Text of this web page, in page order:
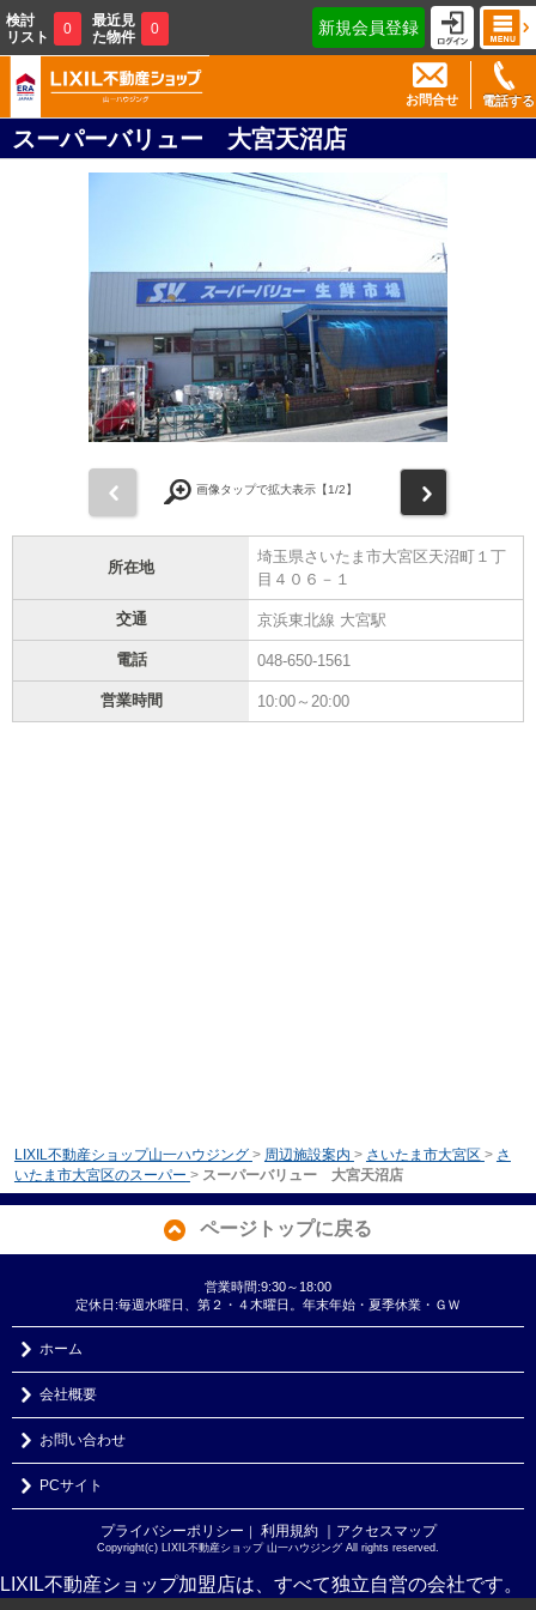
検討
リスト
0
最近見
た物件
0 新規会員登録
電話する
お問合せ
スーパーバリュー 大宮天沼店
画像タップで拡大表示【1/2】
所在地
埼玉県さいたま市大宮区天沼町１丁
目４０６－１
交通 京浜東北線 大宮駅
電話 048-650-1561
営業時間 10:00～20:00
LIXIL不動産ショップ山一ハウジング > 周辺施設案内 > さいたま市大宮区 > さ
いたま市大宮区のスーパー > スーパーバリュー 大宮天沼店
ページトップに戻る
営業時間:9:30～18:00
定休日:毎週水曜日、第２・４木曜日。年末年始・夏季休業・ＧＷ
ホーム
会社概要
お問い合わせ
PCサイト
プライバシーポリシー ｜ 利用規約 ｜アクセスマップ
Copyright(c) LIXIL不動産ショップ 山一ハウジング All rights reserved.
LIXIL不動産ショップ加盟店は、すべて独立自営の会社です。